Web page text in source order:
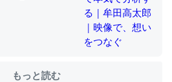
だった遠方の父67歳と僕。ITツール導入で
的に変化した｜tayorini by LIFULL介護
もっと読む